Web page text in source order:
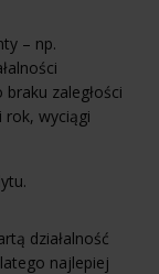
– np.
zaległości
rok, wyciągi
działalność
najlepiej